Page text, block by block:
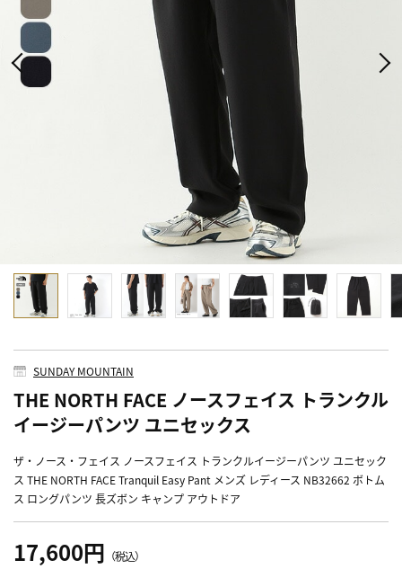
SUNDAY MOUNTAIN
THE NORTH FACE ノースフェイス トランクル
イージーパンツ ユニセックス
ザ・ノース・フェイス ノースフェイス トランクルイージーパンツ ユニセック
ス THE NORTH FACE Tranquil Easy Pant メンズ レディース NB32662 ボトム
ス ロングパンツ 長ズボン キャンプ アウトドア
17,600円 （税込）